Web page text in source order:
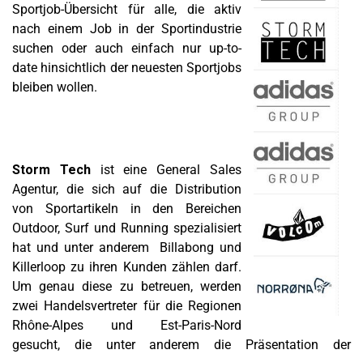
Sportjob-Übersicht für alle, die aktiv
nach einem Job in der Sportindustrie
suchen oder auch einfach nur up-to-
date hinsichtlich der neuesten Sportjobs
bleiben wollen.
Storm Techist eine General Sales
Agentur, die sich auf die Distribution
von Sportartikeln in den Bereichen
Outdoor, Surf und Running spezialisiert
hat und unter anderem Billabong und
Killerloop zu ihren Kunden zählen darf.
Um genau diese zu betreuen, werden
zwei Handelsvertreter für die Regionen
Rhône-Alpes und Est-Paris-Nord
gesucht, die unter anderem die Präsentation der